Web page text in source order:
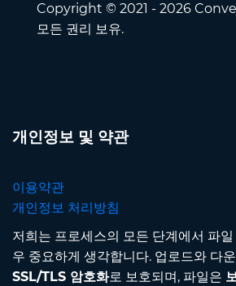
Copyright © 2021 - 2026
모든 권리 보유.
개인정보 및 약관
이용약관
개인정보 처리방침
저희는 프로세스의 모든 단계에서 파일
우 중요하게 생각합니다. 업로드와 다
SSL/TLS 암호화로 보호되며, 파일은